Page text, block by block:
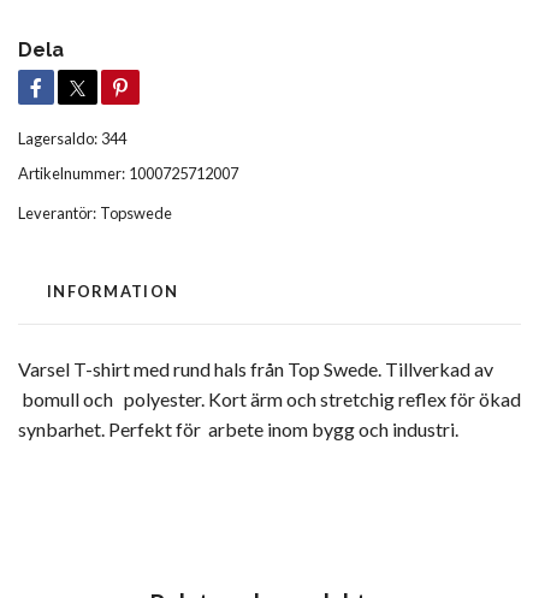
Dela
Lagersaldo: 344
Artikelnummer: 1000725712007
Leverantör: Topswede
INFORMATION
Varsel T-shirt med rund hals från Top Swede. Tillverkad av
bomull och polyester. Kort ärm och stretchig reflex för ökad
synbarhet. Perfekt för arbete inom bygg och industri.